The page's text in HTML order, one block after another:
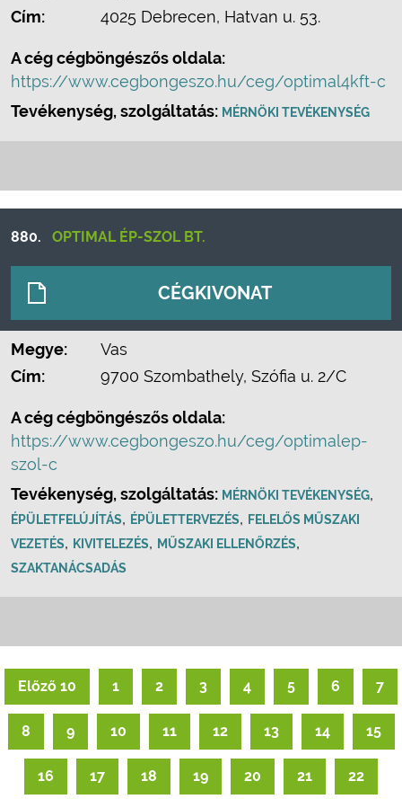
Cím:
4025 Debrecen, Hatvan u. 53.
A cég cégböngészős oldala:
https://www.cegbongeszo.hu/ceg/optimal4kft-c
Tevékenység, szolgáltatás: MÉRNÖKI TEVÉKENYSÉG
880. OPTIMAL ÉP-SZOL BT.
CÉGKIVONAT
Megye:
Vas
Cím:
9700 Szombathely, Szófia u. 2/C
A cég cégböngészős oldala:
https://www.cegbongeszo.hu/ceg/optimalep-
szol-c
Tevékenység, szolgáltatás: MÉRNÖKI TEVÉKENYSÉG,
ÉPÜLETFELÚJÍTÁS, ÉPÜLETTERVEZÉS, FELELŐS MŰSZAKI
VEZETÉS, KIVITELEZÉS, MŰSZAKI ELLENŐRZÉS,
SZAKTANÁCSADÁS
Előző 10 1 2 3 4 5 6 7
8 9 10 11 12 13 14 15
16 17 18 19 20 21 22